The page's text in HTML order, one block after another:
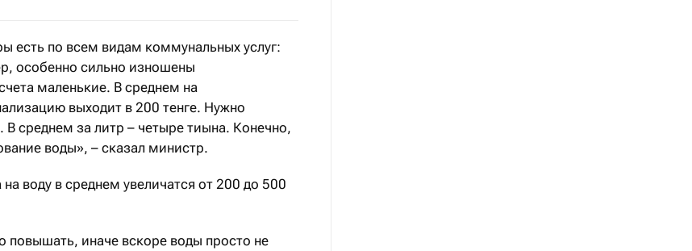
есть по всем видам коммунальных услуг:
особенно сильно изношены
маленькие. В среднем на
выходит в 200 тенге. Нужно
среднем за литр – четыре тиына. Конечно,
воды», – сказал министр.
воду в среднем увеличатся от 200 до 500
повышать, иначе вскоре воды просто не